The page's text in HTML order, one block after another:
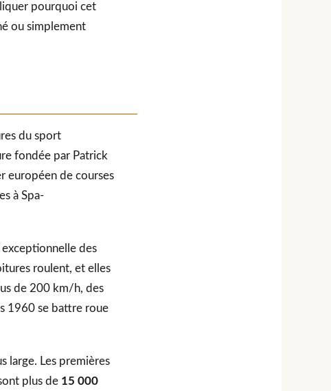
pourquoi cet
ou simplement
du sport
fondée par Patrick
européen de courses
à Spa-
exceptionnelle des
roulent, et elles
de 200 km/h, des
1960 se battre roue
large. Les premières
plus de 15 000